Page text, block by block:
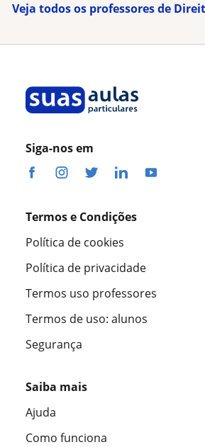
Veja todos os professores de
Siga-nos em
Termos e Condições
Política de cookies
Política de privacidade
Termos uso professores
Termos de uso: alunos
Segurança
Saiba mais
Ajuda
Como funciona